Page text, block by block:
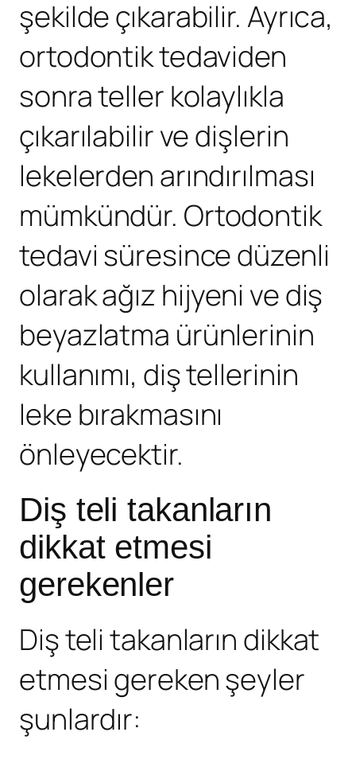
şekilde çıkarabilir. Ayrıca,
ortodontik tedaviden
sonra teller kolaylıkla
çıkarılabilir ve dişlerin
lekelerden arındırılması
mümkündür. Ortodontik
tedavi süresince düzenli
olarak ağız hijyeni ve diş
beyazlatma ürünlerinin
kullanımı, diş tellerinin
leke bırakmasını
önleyecektir.
Diş teli takanların
dikkat etmesi
gerekenler
Diş teli takanların dikkat
etmesi gereken şeyler
şunlardır: